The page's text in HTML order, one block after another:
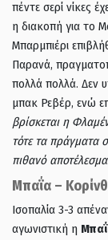
πέντε σερί νίκες
η διακοπή για το
Μπαρμπιέρι
Παρανά,
πολλά πολλά. Δεν
μπακ Ρεβέρ, ενώ
βρίσκεται η
τότε τα πράγματα
πιθανό
Μπαΐα –
Ισοπαλία 3-3
αγωνιστική η